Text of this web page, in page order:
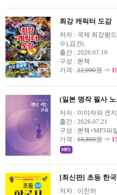
최강 캐릭터 도감
저자 : 국제 최강왕
수),김건(..
출간 : 2026.07.10
구성 : 본책
가격 : 22,000원 ⇒
(일본 명작 필사
저자 : 미야자와 겐지
출간 : 2026.07.21
구성 : 본책+MP3파
가격 : 16,800원 ⇒
[최신판] 초등 한
저자 : 이진하